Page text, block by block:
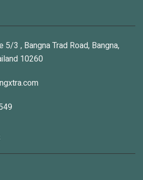
5/3 , Bangna Trad Road, Bangna,
10260